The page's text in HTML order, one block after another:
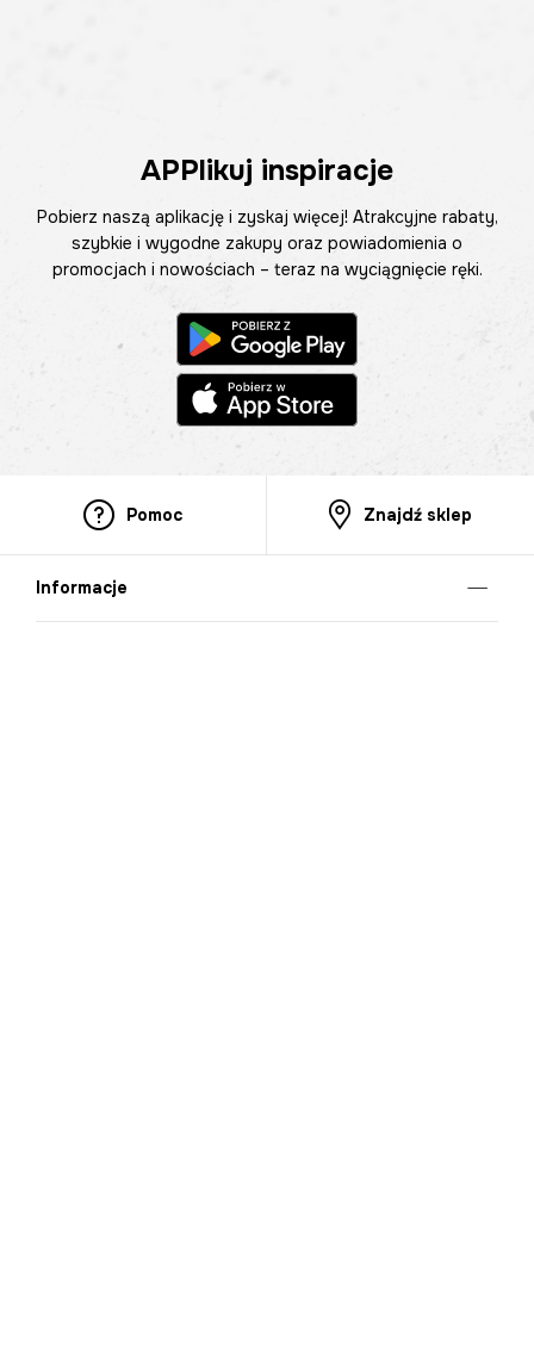
APPlikuj inspiracje
Pobierz naszą aplikację i zyskaj więcej! Atrakcyjne rabaty,
szybkie i wygodne zakupy oraz powiadomienia o
promocjach i nowościach – teraz na wyciągnięcie ręki.
Pomoc Znajdź sklep
Informacje